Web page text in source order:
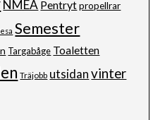
NMEA Pentryt propellrar
Semester
Targabåge Toaletten
Träjobb utsidan vinter